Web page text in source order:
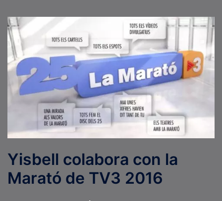
Yisbell colabora con la
Marató de TV3 2016